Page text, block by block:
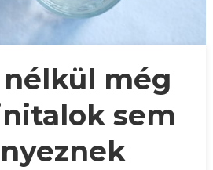
nélkül még
sem